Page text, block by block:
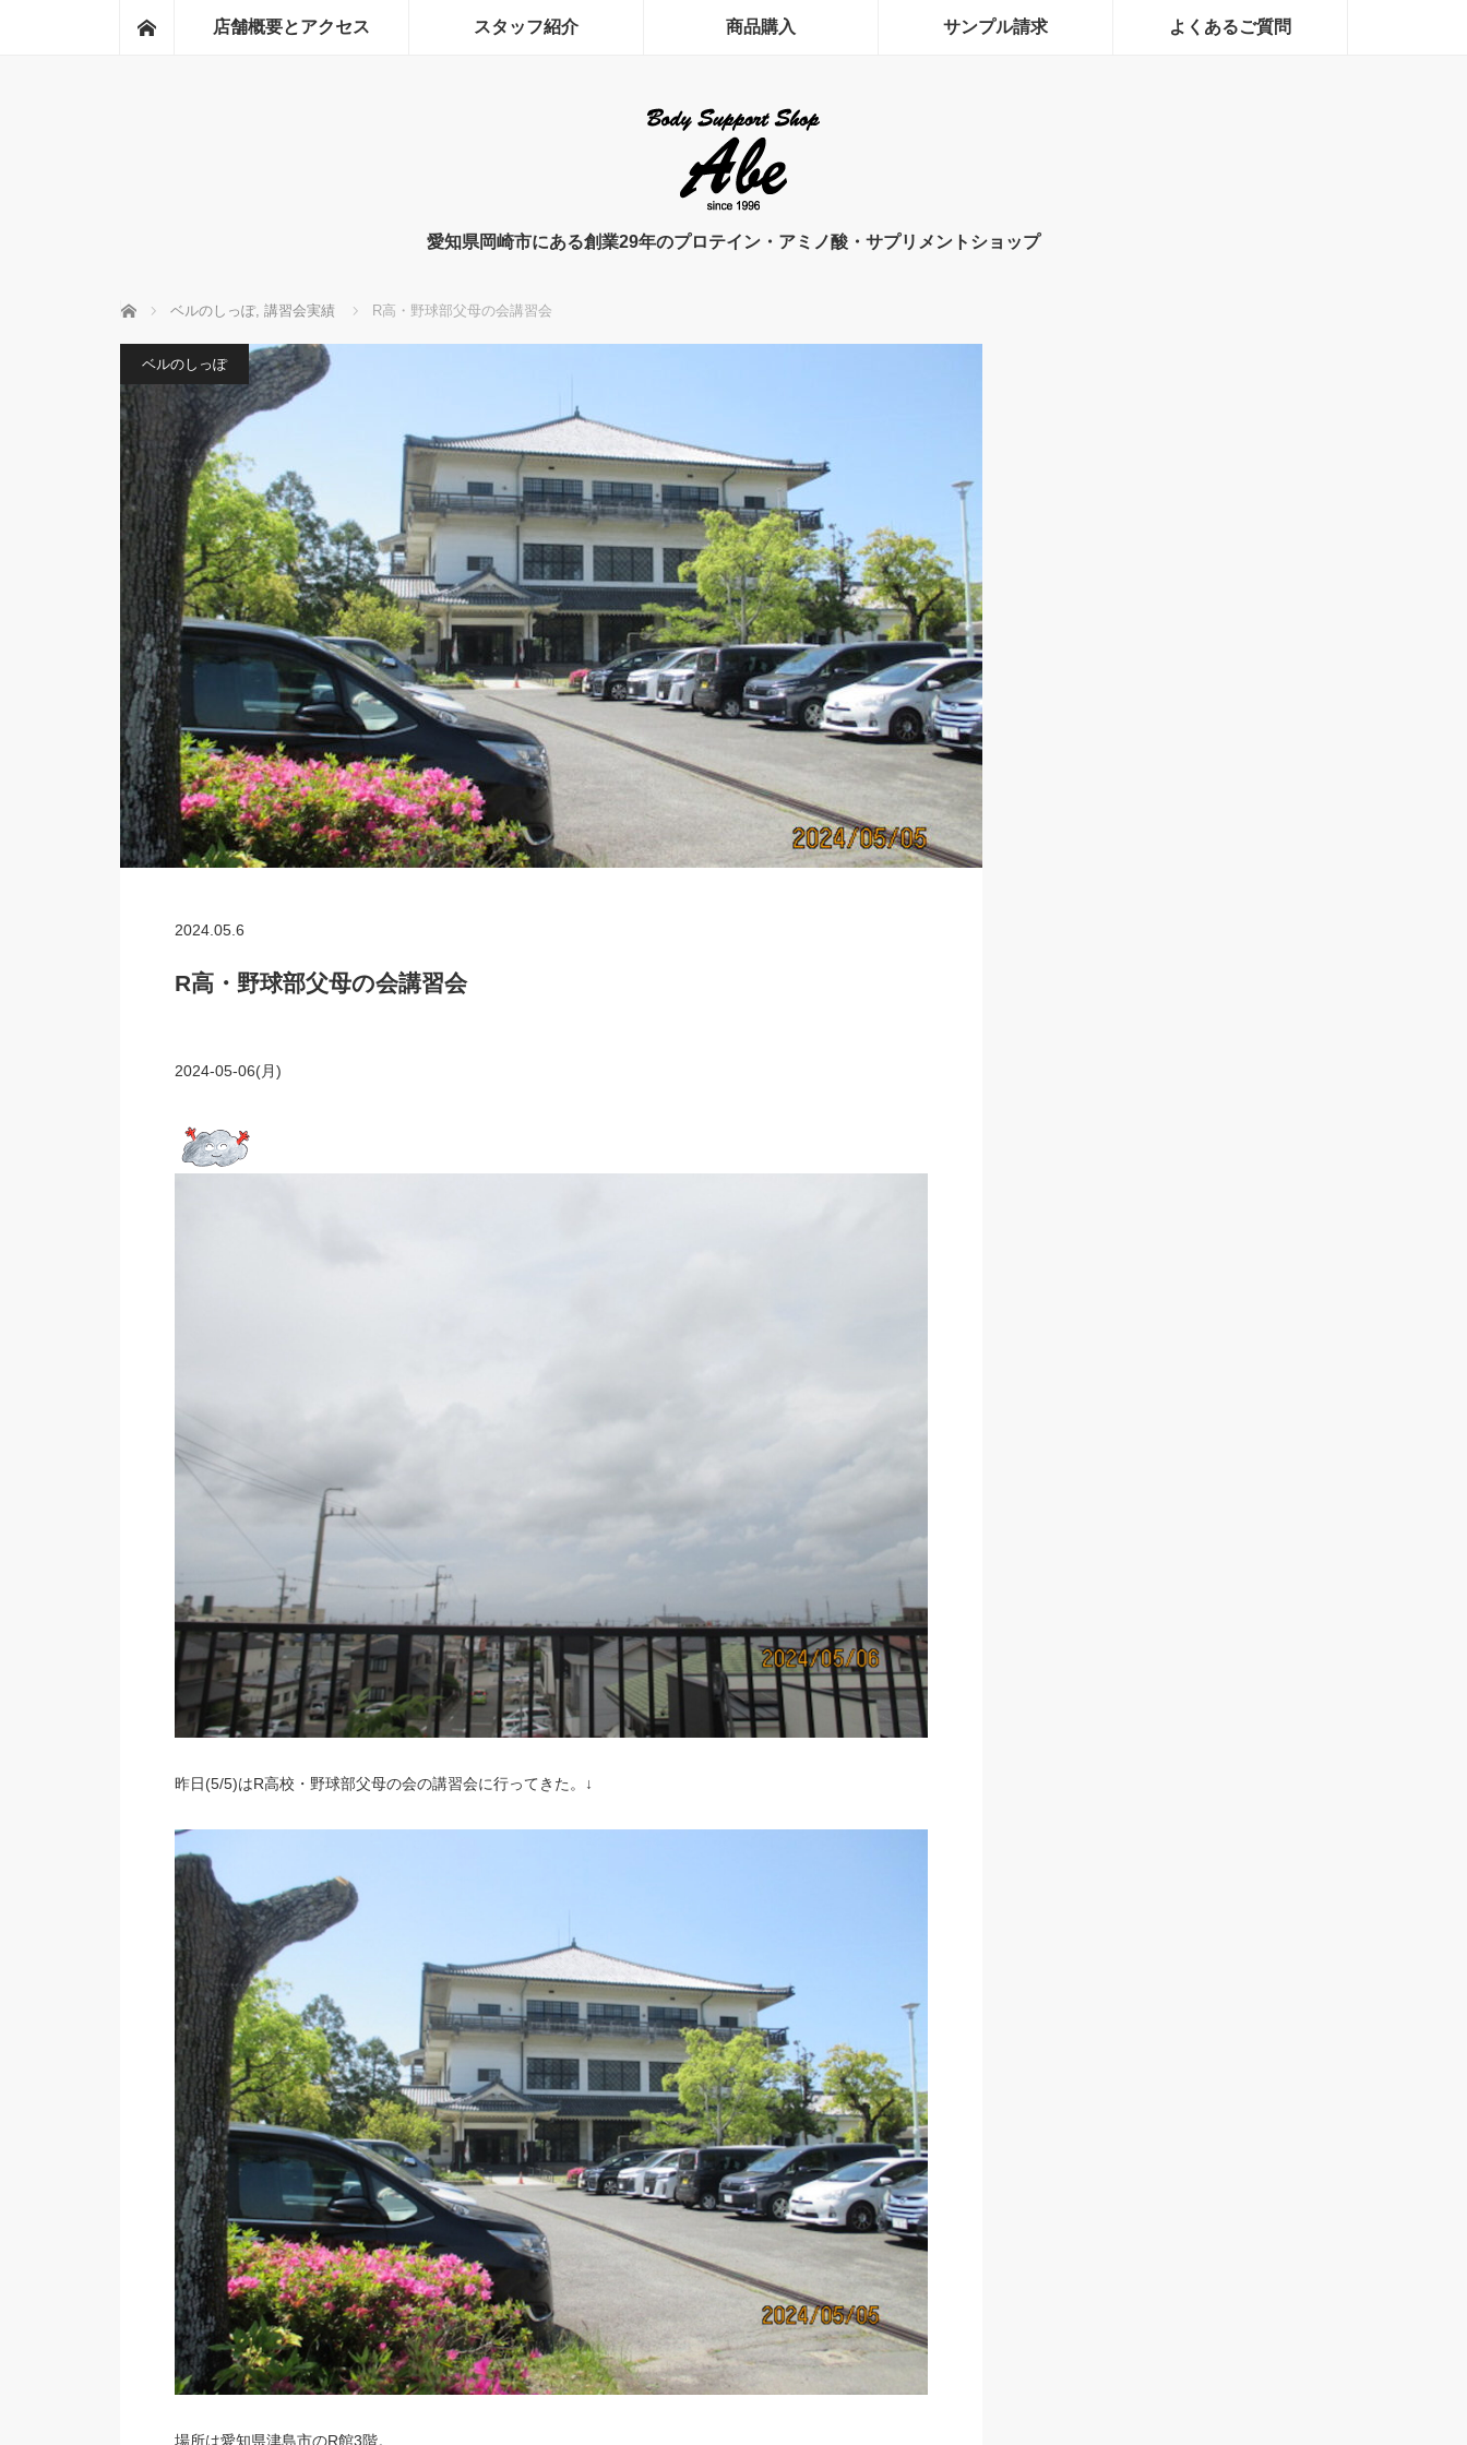
ホーム店舗概要とアクセス スタッフ紹介 商品購入 サンプル請求 よくあるご質問
愛知県岡崎市にある創業29年のプロテイン・アミノ酸・サプリメントショップ
ホーム ベルのしっぽ, 講習会実績 R高・野球部父母の会講習会
ベルのしっぽ
2024.05.6
R高・野球部父母の会講習会
2024-05-06(月)
昨日(5/5)はR高校・野球部父母の会の講習会に行ってきた。↓
場所は愛知県津島市のR館3階。